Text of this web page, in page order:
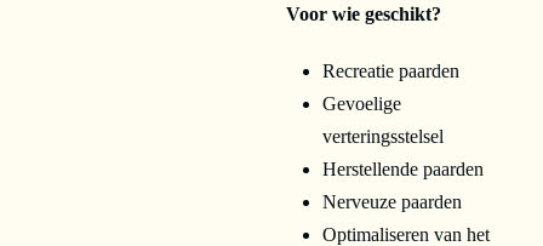
Voor wie geschikt?
Recreatie paarden
Gevoelige
verteringsstelsel
Herstellende paarden
Nerveuze paarden
Optimaliseren van het